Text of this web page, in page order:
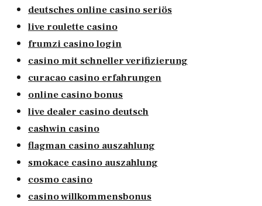
deutsches online casino seriös
live roulette casino
frumzi casino login
casino mit schneller verifizierung
curacao casino erfahrungen
online casino bonus
live dealer casino deutsch
cashwin casino
flagman casino auszahlung
smokace casino auszahlung
cosmo casino
casino willkommensbonus